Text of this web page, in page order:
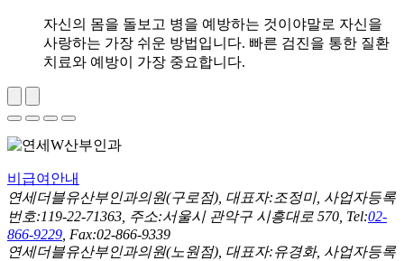
자신의 몸을 돌보고 병을 예방하는 것이야말로 자신을
사랑하는 가장 쉬운 방법입니다. 빠른 검진을 통한 질환
치료와 예방이 가장 중요합니다.
비급여안내
연세더블유산부인과의원(구로점), 대표자:조정미, 사업자등록
번호:119-22-71363, 주소:서울시 관악구 시흥대로 570, Tel:02-
866-9229 , Fax:02-866-9339
연세더블유산부인과의원(노원점), 대표자:유경화, 사업자등록